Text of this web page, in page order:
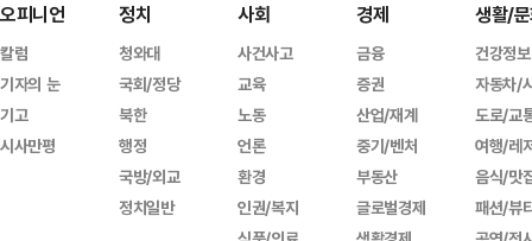
오피니언
칼럼
기자의 눈
기고
시사만평
정치
청와대
국회/정당
북한
행정
국방/외교
정치일반
사회
사건사고
교육
노동
언론
환경
인권/복지
경제
금융
증권
산업/재계
중기/벤처
부동산
글로벌경제
생활/
건강정보
자동차/
도로/교
여행/레
음식/맛
패션/뷰